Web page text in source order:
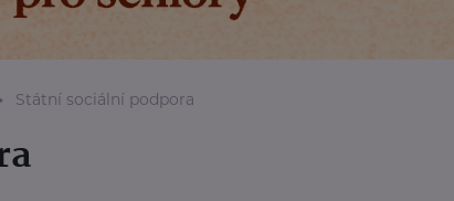
Státní sociální podpora